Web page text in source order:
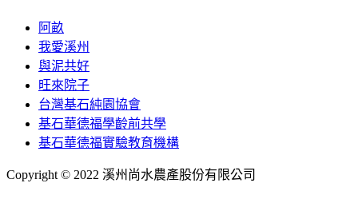
阿畝
我愛溪州
與泥共好
旺來院子
台灣基石純園協會
基石華德福學齡前共學
基石華德福實驗教育機構
Copyright © 2022 溪州尚水農產股份有限公司